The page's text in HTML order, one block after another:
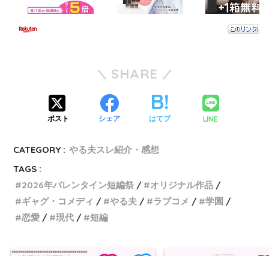
SHARE
ポスト シェア はてブ LINE
CATEGORY : やる夫スレ紹介・感想
TAGS :
2026年バレンタイン短編祭
オリジナル作品
ギャグ・コメディ
やる夫 ラブコメ
学園
恋愛
現代 短編